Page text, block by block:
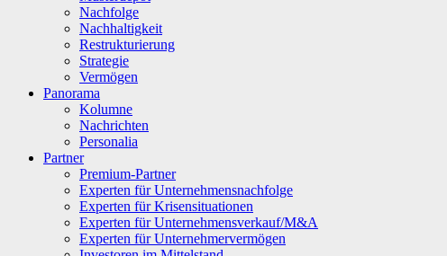
Nachfolge
Nachhaltigkeit
Restrukturierung
Strategie
Vermögen
Panorama
Kolumne
Nachrichten
Personalia
Partner
Premium-Partner
Experten für Unternehmensnachfolge
Experten für Krisensituationen
Experten für Unternehmensverkauf/M&A
Experten für Unternehmervermögen